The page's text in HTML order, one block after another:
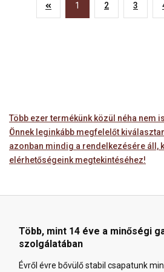
1 2 3
Több ezer termékünk közül néha nem
Önnek leginkább megfelelőt
azonban mindig a rendelkezésére áll,
elérhetőségeink megtekintéséhez!
Több, mint 14 éve a minőségi
szolgálatában
Évről évre bővülő stabil csapatunk